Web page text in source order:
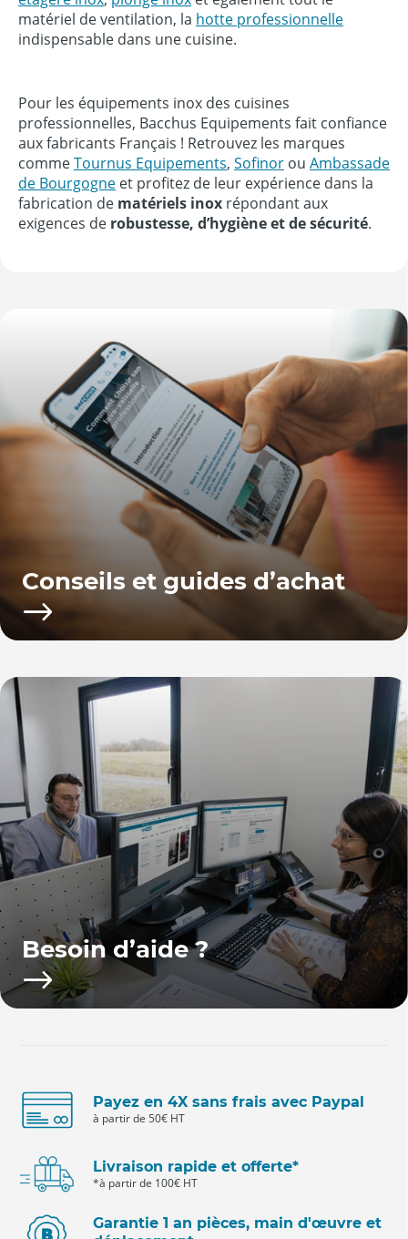
matériel de ventilation, la hotte professionnelle
indispensable dans une cuisine.
Pour les équipements inox des cuisines
professionnelles, Bacchus Equipements fait confiance
aux fabricants Français ! Retrouvez les marques
commeTournus Equipements, Sofinor ou Ambassade
de Bourgogne et profitez de leur expérience dans la
fabrication de matériels inox répondant aux
exigences de robustesse, d’hygiène et de sécurité.
Conseils et guides d’achat
Besoin d’aide ?
Payez en 4X sans frais avec Paypal
à partir de 50€ HT
Livraison rapide et offerte*
*à partir de 100€ HT
Garantie 1 an pièces, main d'œuvre et